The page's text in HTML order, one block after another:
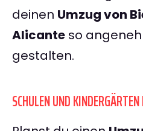
deinen Umzug von
Alicante so
gestalten.
SCHULEN UND